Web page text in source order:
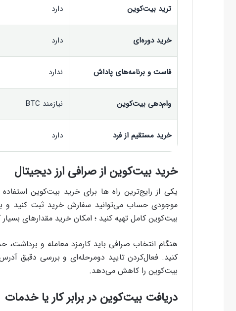
ترید بیت‌کوین دارد
خرید دوره‌ای دارد
فاست و برنامه‌های پاداش ندارد
وام‌دهی بیت‌کوین نیازمند BTC
خرید مستقیم از فرد دارد
خرید بیت‌کوین از صرافی ارز دیجیتال
یکی از رایج‌ترین راه ها برای خرید بیت‌کوین
بیت‌کوین کامل تهیه کنید ؛ امکان خرید مقدارهای
هنگام انتخاب صرافی باید کارمزد معامله و
کنید. فعال‌کردن تایید دومرحله‌ای و بررسی دقیق
بیت‌کوین را کاهش می‌دهد.
دریافت بیت‌کوین در برابر کار یا خدمات